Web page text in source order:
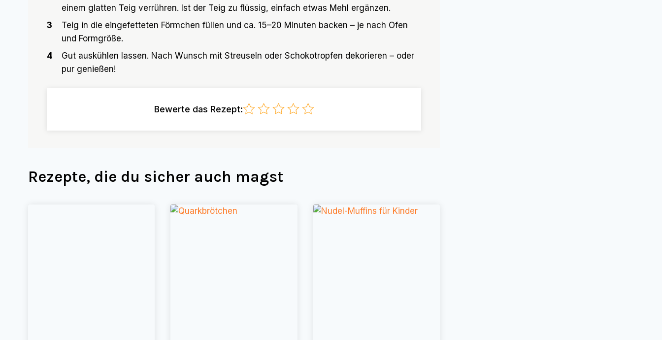
einem glatten Teig verrühren. Ist der Teig zu flüssig, einfach etwas Mehl ergänzen.
3
Teig in die eingefetteten Förmchen füllen und ca. 15–20 Minuten backen – je nach Ofen
und Formgröße.
4
Gut auskühlen lassen. Nach Wunsch mit Streuseln oder Schokotropfen dekorieren – oder
pur genießen!
Bewerte das Rezept:
Rezepte, die du sicher auch magst